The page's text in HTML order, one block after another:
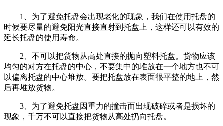
1、为了避免托盘会出现老化的现象，我们在使用托盘的
时候要尽量的避免阳光直接直射到托盘上，这样还可以有效的
延长托盘的使用寿命。
2、不可以把货物从高处直接的抛向塑料托盘。货物应该
均匀的对方在托盘的中心，不要集中的堆放在一个地方也不可
以偏离托盘的中心堆放。要把托盘放在表面很平整的地上，然
后再堆放货物。
3、为了避免托盘因重力的撞击而出现破碎或者是损坏的
现象，千万不可以直接把货物从高处扔向托盘。